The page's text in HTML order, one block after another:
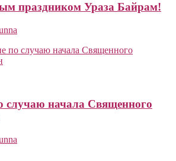
праздником Ураза Байрам!
случаю начала Священного